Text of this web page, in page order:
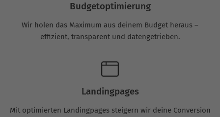
Budgetoptimierung
Wir holen das Maximum aus deinem Budget heraus –
effizient, transparent und datengetrieben.
Landingpages
Mit optimierten Landingpages steigern wir deine Conversion